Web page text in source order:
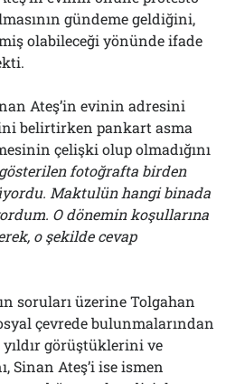
gündeme geldiğini,
olabileceği yönünde ifade
Ateş’in evinin adresini
belirtirken pankart asma
çelişki olup olmadığını
gösterilen fotoğrafta birden
Maktulün hangi binada
O dönemin koşullarına
o şekilde cevap
soruları üzerine Tolgahan
çevrede bulunmalarından
yıldır görüştüklerini ve
Sinan Ateş’i ise ismen